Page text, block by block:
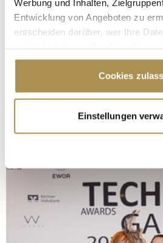
Werbung und Inhalten,
Entwicklung von Angeboten zu
entscheiden darüber, wer Ihre
Cookie-Erklärung oder durch
Trigger Symbol ändern oder
Informationen über Ihre
erfassen, welche bis auf
bestimmten Merkmalen
Erfahren Sie mehr darüber, wie
verarbeitet werden, und legen Sie
Abschnitt Einzelheiten
fest.
Cookies
Einstellungen